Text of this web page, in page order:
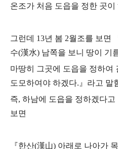
온조가 처음 도읍을 정한 곳
그런데 13년 봄 2월조를 보면
수(漢水) 남쪽을 보니 땅이 기
마땅히 그곳에 도읍을 정하여
도모하여야 하겠다.』라고 말
즉, 하남에 도읍을 정하겠다고
보면
『한산(漢山) 아래로 나아가